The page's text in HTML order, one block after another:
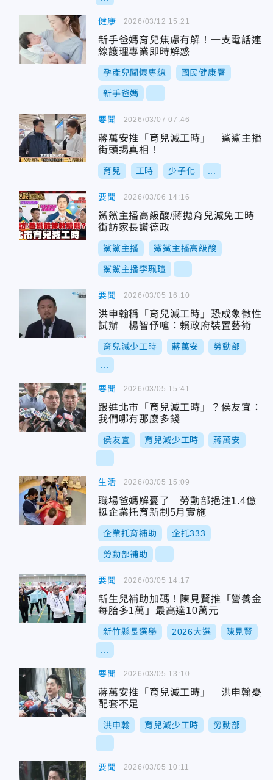
健康
新手爸媽育兒焦慮有解！一支電話連
線護理專業即時解惑
孕產兒關懷專線 國民健康署
新手爸媽
2026/03/12 15:21
要聞
蔣萬安推「育兒減工時」 鯊鯊主播
街頭揭真相！
育兒 工時 少子化
2026/03/07 07:46
要聞
鯊鯊主播高級酸/蔣拋育兒減免工時
街訪家長讚德政
鯊鯊主播 鯊鯊主播高級酸
鯊鯊主播李珮瑄
2026/03/06 14:16
要聞
洪申翰稱「育兒減工時」恐成象徵性
試辦 楊智伃嗆：賴政府裝置藝術
育兒減少工時 蔣萬安 勞動部
2026/03/05 16:10
要聞
跟進北市「育兒減工時」？侯友宜：
我們哪有那麼多錢
侯友宜 育兒減少工時 蔣萬安
2026/03/05 15:41
生活
職場爸媽解憂了 勞動部挹注1.4億
挺企業托育新制5月實施
企業托育補助 企托333
勞動部補助
2026/03/05 15:09
要聞
新生兒補助加碼！陳見賢推「營養金
每胎多1萬」最高達10萬元
新竹縣長選舉 2026大選 陳見賢
2026/03/05 14:17
要聞
蔣萬安推「育兒減工時」 洪申翰憂
配套不足
洪申翰 育兒減少工時 勞動部
2026/03/05 13:10
要聞 2026/03/05 10:11